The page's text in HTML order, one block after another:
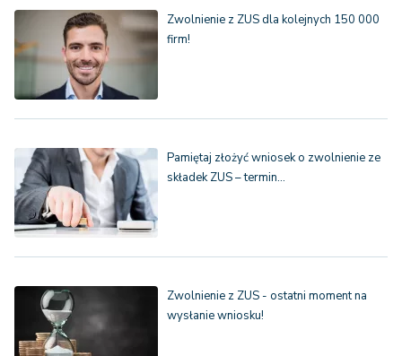
Zwolnienie z ZUS dla kolejnych 150 000
firm!
Pamiętaj złożyć wniosek o zwolnienie ze
składek ZUS – termin…
Zwolnienie z ZUS - ostatni moment na
wysłanie wniosku!